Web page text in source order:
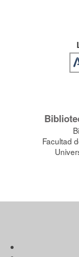
Facultad